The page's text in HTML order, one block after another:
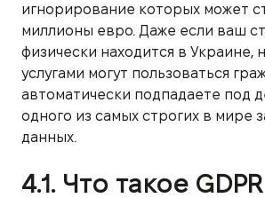
игнорирование которых может
миллионы евро. Даже если ваш
физически находится в Украине,
услугами могут пользоваться
автоматически подпадаете под
одного из самых строгих в мире
данных.
4.1. Что такое